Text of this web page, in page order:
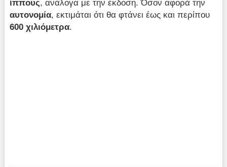
ίππους, ανάλογα με την έκδοση. Όσον αφορά την
αυτονομία, εκτιμάται ότι θα φτάνει έως και περίπου
600 χιλιόμετρα.